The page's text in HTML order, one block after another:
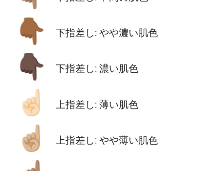
👇🏾 下指差し: やや濃い肌色
👇🏿 下指差し: 濃い肌色
☝🏻 上指差し: 薄い肌色
☝🏼 上指差し: やや薄い肌色